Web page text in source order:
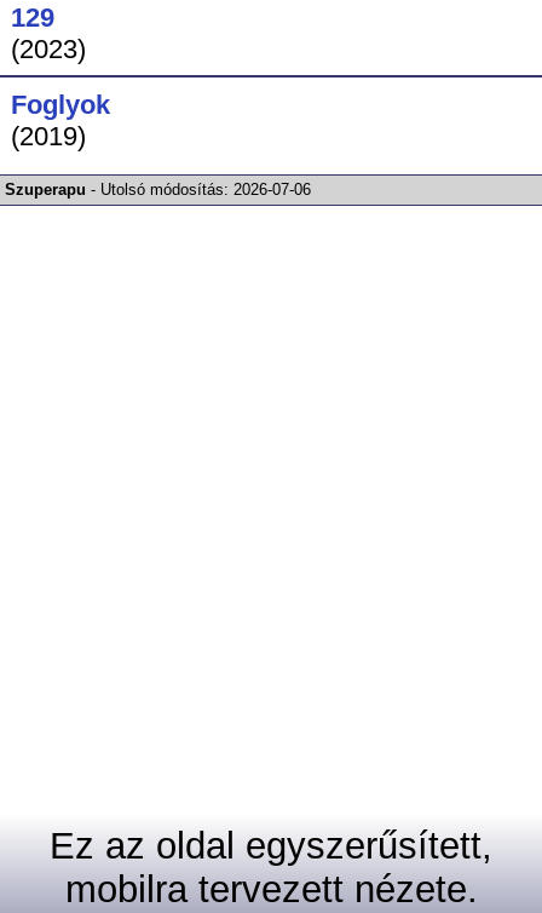
129
(2023)
Foglyok
(2019)
Szuperapu - Utolsó módosítás:2026-07-06
Ez az oldal egyszerűsített,
mobilra tervezett nézete.